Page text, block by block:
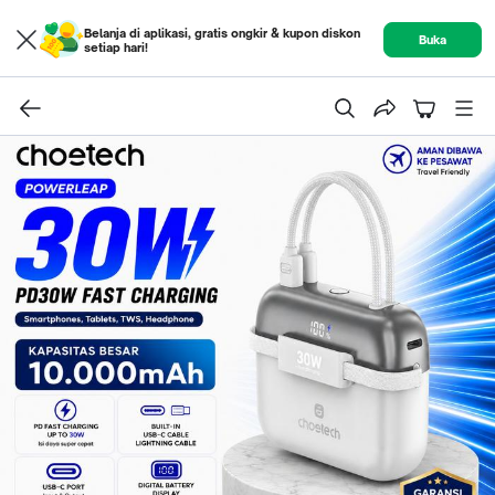
Belanja di aplikasi, gratis ongkir & kupon diskon
setiap hari!
Buka